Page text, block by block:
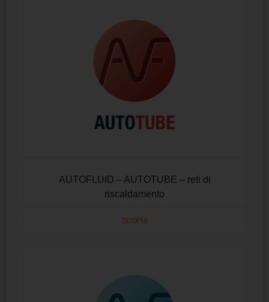
AUTOFLUID – AUTOTUBE – reti di
riscaldamento
SCOPRI